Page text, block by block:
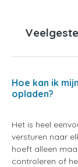
Hoe kan ik
opladen?
Het is heel
versturen naar
hoeft alleen
controleren of